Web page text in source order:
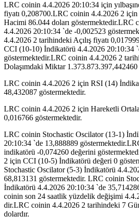
LRC coinin 4.4.2026 20:10:34 için
fiyatı 0,208700.LRC coinin 4.4.2026 2
Hacimi 86.044 doları
4.4.2026 20:10:34 `de -0,002523
4.4.2026 2 tarihindeki Açılış fiyatı
CCI (10-10) İndikatörü 4.4.2026 20:10:34
göstermektedir.LRC coinin 4.4.2026 2
Dolaşımdaki Miktar
LRC coinin 4.4.2026 2 için RSI (14)
48,432087 göstermektedir.
LRC coinin 4.4.2026 2 için Hareketli
0,016766 göstermektedir.
LRC coinin Stochastic Oscilator (13-1)
20:10:34 `de 13,888889
indikatörü -0,074260 değerini
2 için CCI (10-5) İndikatörü değeri 0
Stochastic Oscilator (5-3) İndikatörü
68,813131 göstermektedir. LRC coinin
İndikatörü 4.4.2026 20:10:34 `de
coinin son 24 saatlik yüzdelik değişimi
dir.LRC coinin 4.4.2026 2 tarihindeki 7
dolardır.